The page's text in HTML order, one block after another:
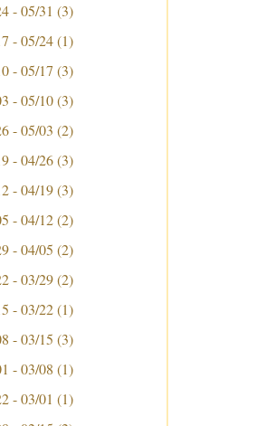
- 05/31 (3)
- 05/24 (1)
- 05/17 (3)
- 05/10 (3)
- 05/03 (2)
- 04/26 (3)
- 04/19 (3)
- 04/12 (2)
- 04/05 (2)
- 03/29 (2)
- 03/22 (1)
- 03/15 (3)
- 03/08 (1)
- 03/01 (1)